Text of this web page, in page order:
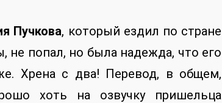
Пучкова, который ездил по стране
не попал, но была надежда, что его
Хрена с два! Перевод, в общем,
хоть на озвучку пришельца